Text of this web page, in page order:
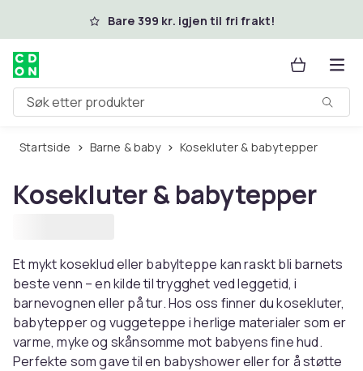
Hopp til hovedinnholdBare 399 kr. igjen til fri frakt!
Søk etter produkter
Startside Barne & baby Kosekluter & babytepper
Kosekluter & babytepper
Et mykt koseklud eller babylteppe kan raskt bli barnets
beste venn – en kilde til trygghet ved leggetid, i
barnevognen eller på tur. Hos oss finner du kosekluter,
babytepper og vuggeteppe i herlige materialer som er
varme, myke og skånsomme mot babyens fine hud.
Perfekte som gave til en babyshower eller for å støtte